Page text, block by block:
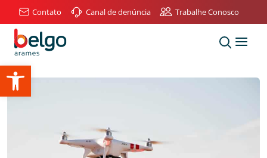
Abrir a barra de ferramentas
Contato Canal de denúncia Trabalhe Conosco